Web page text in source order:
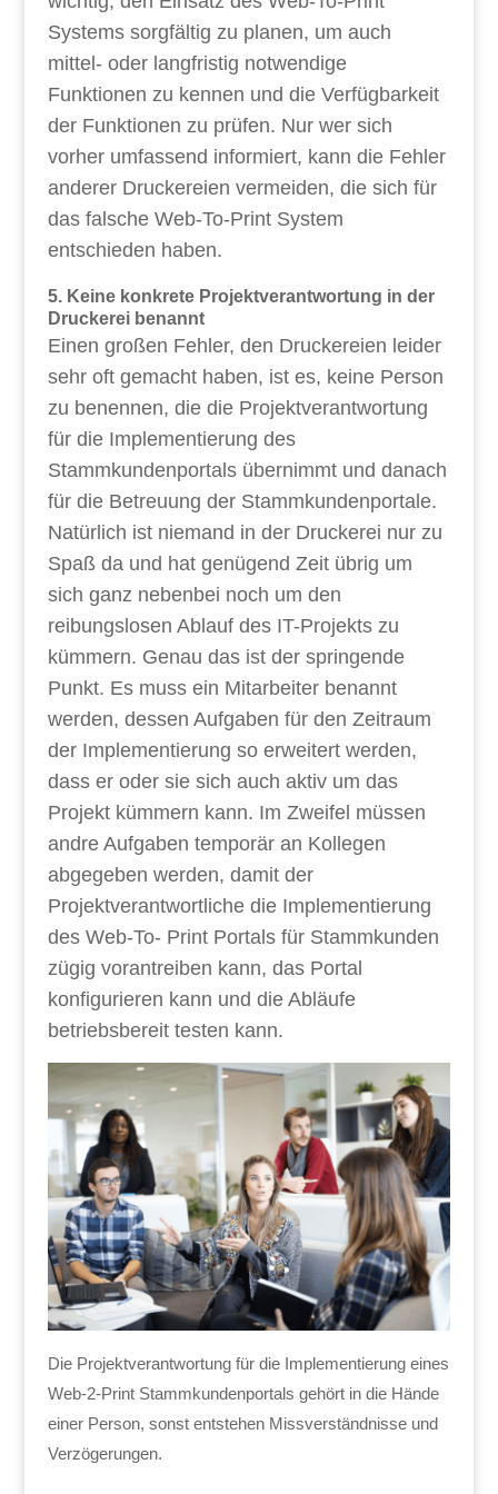
Systems sorgfältig zu planen, um auch
mittel- oder langfristig notwendige
Funktionen zu kennen und die Verfügbarkeit
der Funktionen zu prüfen. Nur wer sich
vorher umfassend informiert, kann die Fehler
anderer Druckereien vermeiden, die sich für
das falsche Web-To-Print System
entschieden haben.
5. Keine konkrete Projektverantwortung in der
Druckerei benannt
Einen großen Fehler, den Druckereien leider
sehr oft gemacht haben, ist es, keine Person
zu benennen, die die Projektverantwortung
für die Implementierung des
Stammkundenportals übernimmt und danach
für die Betreuung der Stammkundenportale.
Natürlich ist niemand in der Druckerei nur zu
Spaß da und hat genügend Zeit übrig um
sich ganz nebenbei noch um den
reibungslosen Ablauf des IT-Projekts zu
kümmern. Genau das ist der springende
Punkt. Es muss ein Mitarbeiter benannt
werden, dessen Aufgaben für den Zeitraum
der Implementierung so erweitert werden,
dass er oder sie sich auch aktiv um das
Projekt kümmern kann. Im Zweifel müssen
andre Aufgaben temporär an Kollegen
abgegeben werden, damit der
Projektverantwortliche die Implementierung
des Web-To- Print Portals für Stammkunden
zügig vorantreiben kann, das Portal
konfigurieren kann und die Abläufe
betriebsbereit testen kann.
Die Projektverantwortung für die Implementierung eines
Web-2-Print Stammkundenportals gehört in die Hände
einer Person, sonst entstehen Missverständnisse und
Verzögerungen.